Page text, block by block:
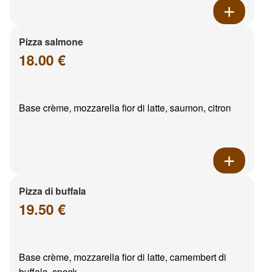
Pizza salmone
18.00 €
Base crème, mozzarella fior di latte, saumon, citron
Pizza di buffala
19.50 €
Base crème, mozzarella fior di latte, camembert di